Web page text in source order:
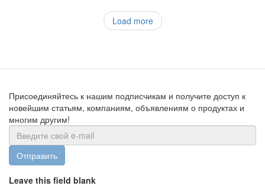
Load more
Присоединяйтесь к нашим подписчикам и получите доступ к
новейшим статьям, компаниям, объявлениям о продуктах и
многим другим!
Отправить
Leave this field blank